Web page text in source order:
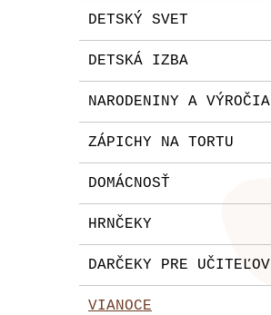
DETSKÝ SVET
DETSKÁ IZBA
NARODENINY A VÝROČIA
ZÁPICHY NA TORTU
DOMÁCNOSŤ
HRNČEKY
DARČEKY PRE UČITEĽOV
VIANOCE